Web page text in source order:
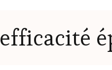
efficacité